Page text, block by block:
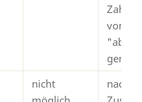
von
nicht
nach